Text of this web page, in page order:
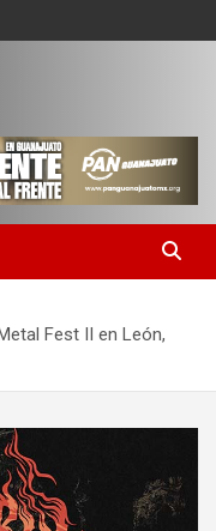
Fest II en León,